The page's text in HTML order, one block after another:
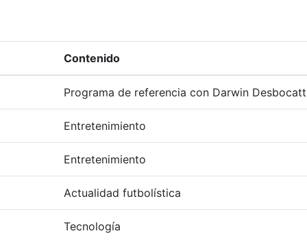
Contenido
Programa de referencia con Darwin
Entretenimiento
Entretenimiento
Actualidad futbolística
Tecnología